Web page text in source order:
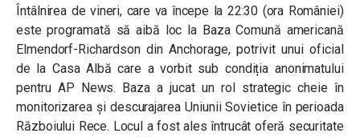
Întâlnirea de vineri, care va începe la 22:30 (ora României)
este programată să aibă loc la Baza Comună americană
Elmendorf-Richardson din Anchorage, potrivit unui oficial
de la Casa Albă care a vorbit sub condiția anonimatului
pentru AP News. Baza a jucat un rol strategic cheie în
monitorizarea și descurajarea Uniunii Sovietice în perioada
Războiului Rece. Locul a fost ales întrucât oferă securitate